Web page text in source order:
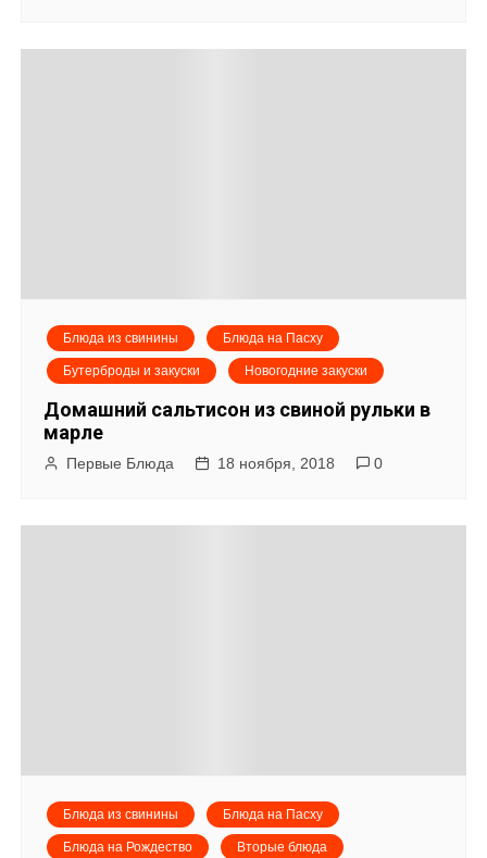
Блюда из свинины Блюда на Пасху
Бутерброды и закуски Новогодние закуски
Домашний сальтисон из свиной рульки в
марле
Первые Блюда 18 ноября, 2018 0
Блюда из свинины Блюда на Пасху
Блюда на Рождество Вторые блюда